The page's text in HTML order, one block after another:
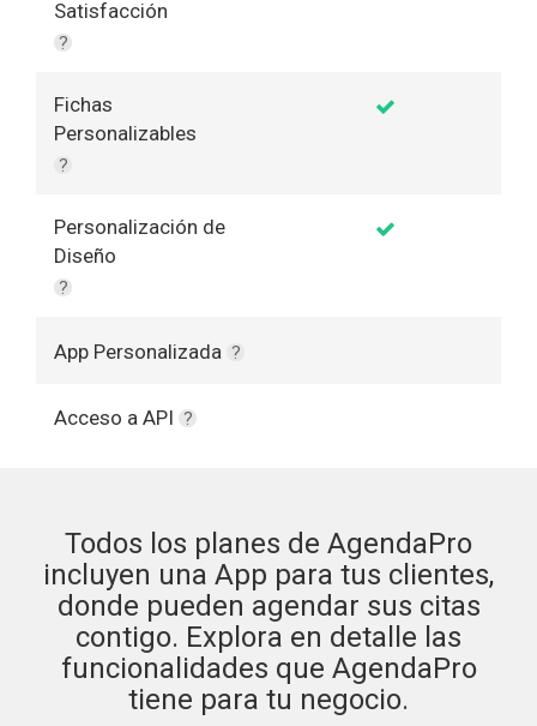
Satisfacción
?
Fichas
Personalizables
?
Personalización de
Diseño
?
App Personalizada ?
Acceso a API ?
Todos los planes de AgendaPro
incluyen una App para tus clientes,
donde pueden agendar sus citas
contigo. Explora en detalle las
funcionalidades que AgendaPro
tiene para tu negocio.